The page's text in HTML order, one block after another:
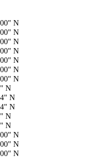
N
N
N
N
N
N
N
N
N
N
N
N
N
N
N